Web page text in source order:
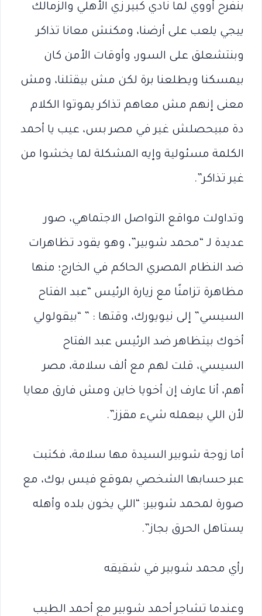
بنفرح أووي لما نادي كبير زي الأهلي والزمالك
ييجي يلعب على أرضنا، ومكنش معانا تذاكر
وبنتشعلق على السور، وأوقات الأمن كان
بيمسكنا ويطلعنا برة لكن مش بيقتلنا، ومش
معنى إنهم مش معاهم تذاكر يموتوا الكلام
دة مبيحصلش غير في مصر بس، عيب يا أحمد
الكلمة مسئولية وإيه المشكلة لما يخشوا من
غير تذاكر”.
وتداولت مواقع التواصل الاجتماهي، صور
عديدة لـ “محمد شوبير”، وهو يقود تظاهرات
ضد النظام المصري الحاكم في الخارج؛ منها
مظاهرة تزامنًا مع زيارة الرئيس “عبد الفتاح
السيسي” إلى نيويورك، وقتها : ” “بيقولولي
أخوك بيتظاهر ضد الرئيس عبد الفتاح
السيسي، قلت لهم مع ألف سلامة، مصر
أهم، أنا عارف إن أخويا خاين ومش فارق معايا
لأن اللي بيعمله شيء مقزز”.
أما زوجة شوبير السيدة مها سلامة، فكتبت
عبر حسابها الشخصي بموقع فيس بوك، مع
صورة لمحمد شوبير: “اللي يخون بلده وأهله
يستاهل الحرق بجاز”.
رأي محمد شوبير في شقيقه
وعندما تشاجر أحمد شوبير مع أحمد الطيب